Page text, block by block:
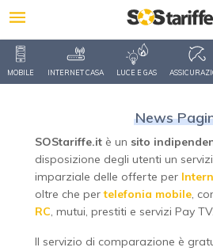
MOBILE INTERNET CASA LUCE E GAS
News
SOStariffe.it è un sito
disposizione degli utenti un
imparziale delle offerte per
oltre che pertelefonia mobile,
RC, mutui, prestiti e servizi Pay TV.
Il servizio di comparazione è